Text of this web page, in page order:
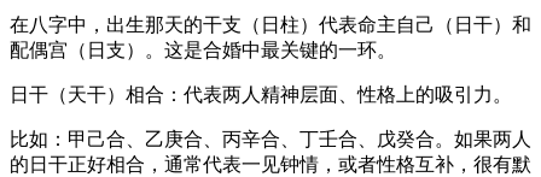
在八字中，出生那天的干支（日柱）代表命主自己（日干）和
配偶宫（日支）。这是合婚中最关键的一环。
日干（天干）相合：代表两人精神层面、性格上的吸引力。
比如：甲己合、乙庚合、丙辛合、丁壬合、戊癸合。如果两人
的日干正好相合，通常代表一见钟情，或者性格互补，很有默